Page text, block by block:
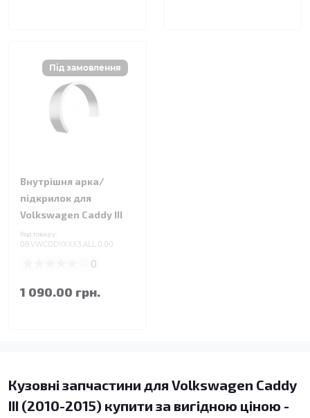
Внутрішня арка/
підкрилок для
Volkswagen Caddy III
Код товару:
08.VWCDDYXXX3.ALL.0.00
0
1 090.00 грн.
Кузовні запчастини для Volkswagen Caddy
III (2010-2015) купити за вигідною ціною -